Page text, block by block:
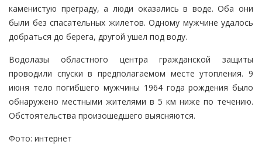
каменистую преграду, а люди оказались в воде. Оба они
были без спасательных жилетов. Одному мужчине удалось
добраться до берега, другой ушел под воду.
Водолазы областного центра гражданской защиты
проводили спуски в предполагаемом месте утопления. 9
июня тело погибшего мужчины 1964 года рождения было
обнаружено местными жителями в 5 км ниже по течению.
Обстоятельства произошедшего выясняются.
Фото: интернет